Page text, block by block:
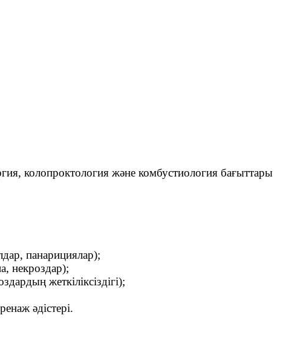
колопроктология және комбустиология бағыттары
панарициялар);
некроздар);
жеткіліксіздігі);
әдістері.